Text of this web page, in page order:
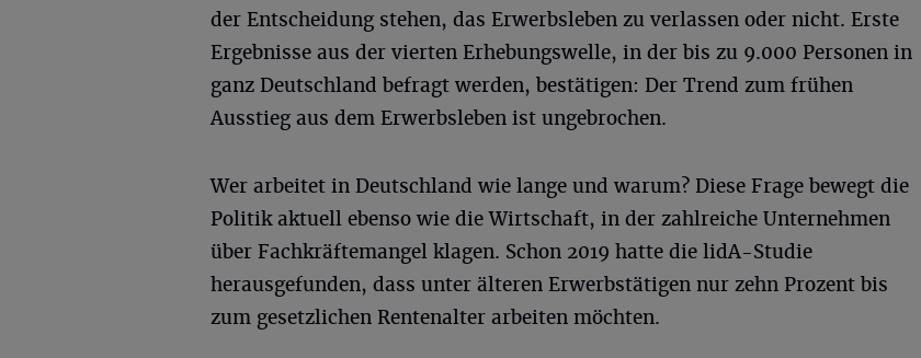
der Entscheidung stehen, das Erwerbsleben zu verlassen oder nicht. Erste
Ergebnisse aus der vierten Erhebungswelle, in der bis zu 9.000 Personen in
ganz Deutschland befragt werden, bestätigen: Der Trend zum frühen
Ausstieg aus dem Erwerbsleben ist ungebrochen.
Wer arbeitet in Deutschland wie lange und warum? Diese Frage bewegt die
Politik aktuell ebenso wie die Wirtschaft, in der zahlreiche Unternehmen
über Fachkräftemangel klagen. Schon 2019 hatte die lidA-Studie
herausgefunden, dass unter älteren Erwerbstätigen nur zehn Prozent bis
zum gesetzlichen Rentenalter arbeiten möchten.